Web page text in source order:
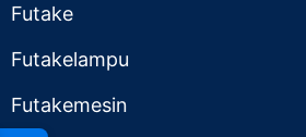
Futake
Futakelampu
Futakemesin